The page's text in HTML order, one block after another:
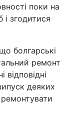
поки на
згодитися
болгарські
ремонт
деяких